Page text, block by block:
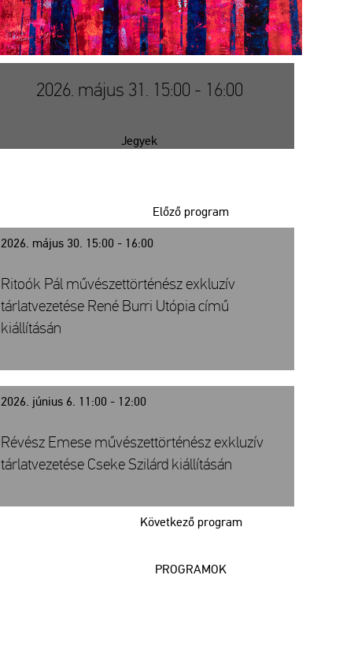
2026. május 31. 15:00 - 16:00
Jegyek
2026. május 30. 15:00 - 16:00
Előző program
Ritoók Pál művészettörténész exkluzív
tárlatvezetése René Burri Utópia című
kiállításán
2026. június 6. 11:00 - 12:00
Következő program
Révész Emese művészettörténész exkluzív
tárlatvezetése Cseke Szilárd kiállításán
PROGRAMOK